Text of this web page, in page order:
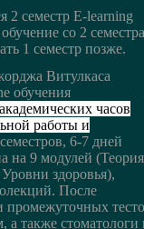
семестр E-learning
со 2
1 семестр позже.
Витулкаса
обучения
часов
работы и
6-7 дней
на 9 модулей
здоровья),
После
промежуточных
также стоматологи